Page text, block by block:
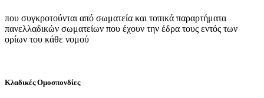
που συγκροτούνται από σωματεία και τοπικά παραρτήματα
πανελλαδικών σωματείων που έχουν την έδρα τους εντός των
ορίων του κάθε νομού
Κλαδικές Ομοσπονδίες